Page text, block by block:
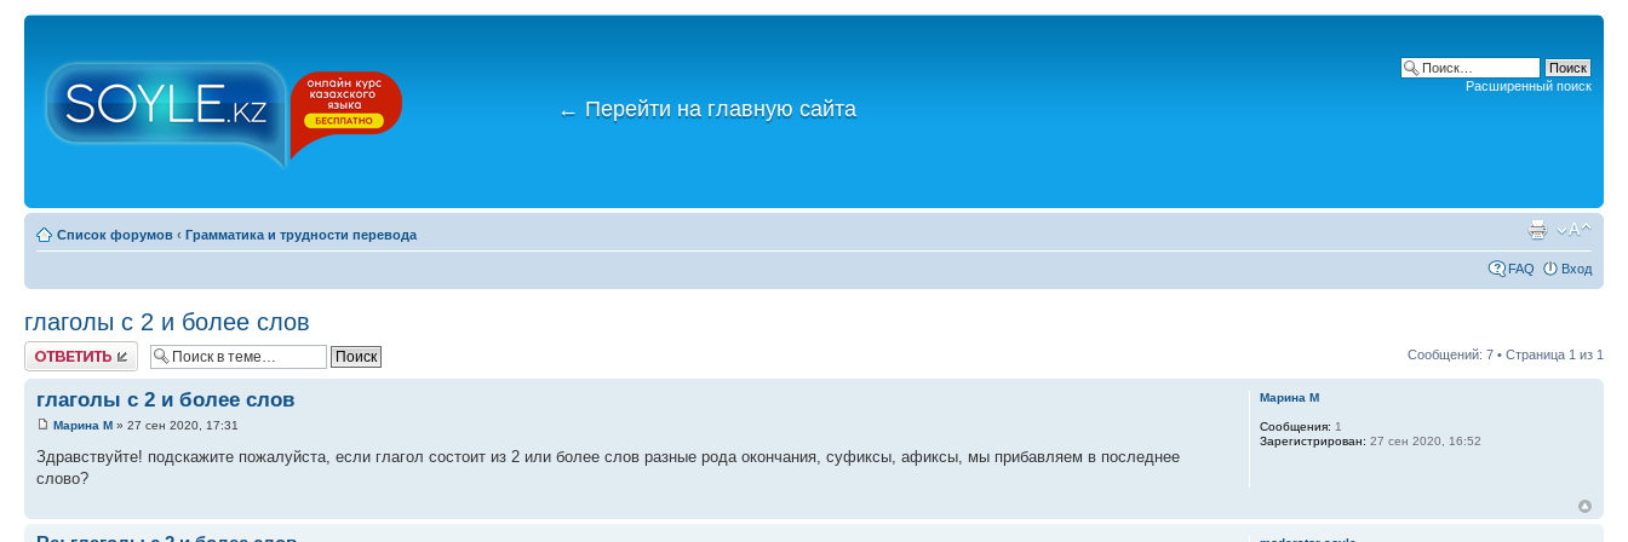
← Перейти на главную сайта
Расширенный поиск
Список форумов ‹ Грамматика и трудности перевода
FAQ Вход
глаголы с 2 и более слов
Ответить Сообщений: 7 • Страница 1 из 1
глаголы с 2 и более слов
Марина М » 27 сен 2020, 17:31
Здравствуйте! подскажите пожалуйста, если глагол состоит из 2 или более слов разные рода окончания, суфиксы, афиксы, мы прибавляем в последнее
слово?
Марина М
Сообщения: 1
Зарегистрирован: 27 сен 2020, 16:52